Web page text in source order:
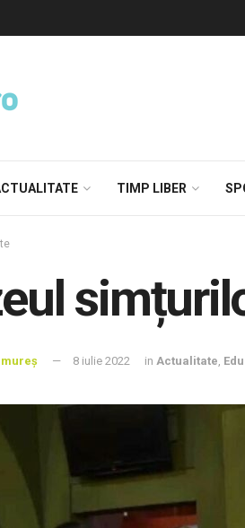
TIMP LIBER
8 iulie 2022 in Actualitate,